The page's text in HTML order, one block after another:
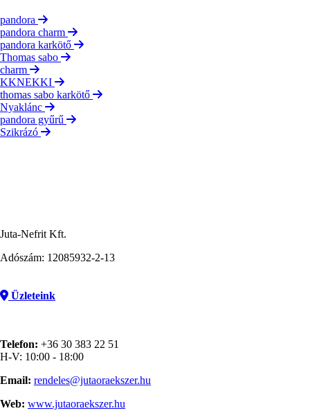
pandora
pandora charm
pandora karkötő
Thomas sabo
charm
KKNEKKI
thomas sabo karkötő
Nyaklánc
pandora gyűrű
Szikrázó
Juta-Nefrit Kft.
Adószám: 12085932-2-13
Üzleteink
Telefon: +36 30 383 22 51
H-V: 10:00 - 18:00
Email: rendeles@jutaoraekszer.hu
Web: www.jutaoraekszer.hu